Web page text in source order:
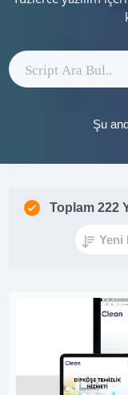
Şu
Toplam 222